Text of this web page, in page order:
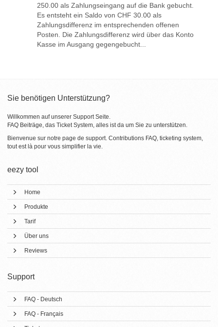
250.00 als Zahlungseingang auf die Bank gebucht.
Es entsteht ein Saldo von CHF 30.00 als
Zahlungsdifferenz im entsprechenden offenen
Posten. Die Zahlungsdifferenz wird über das Konto
Kasse im Ausgang gegengebucht...
Sie benötigen Unterstützung?
Willkommen auf unserer Support Seite.
FAQ Beiträge, das Ticket System, alles ist da um Sie zu unterstützen.
Bienvenue sur notre page de support. Contributions FAQ, ticketing system,
tout est là pour vous simplifier la vie.
eezy tool
Home
Produkte
Tarif
Über uns
Reviews
Support
FAQ - Deutsch
FAQ - Français